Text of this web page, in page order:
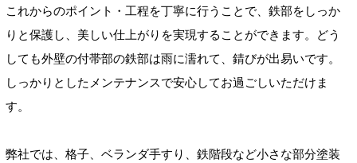
これからのポイント・工程を丁寧に行うことで、鉄部をしっか
りと保護し、美しい仕上がりを実現することができます。どう
しても外壁の付帯部の鉄部は雨に濡れて、錆びが出易いです。
しっかりとしたメンテナンスで安心してお過ごしいただけま
す。
弊社では、格子、ベランダ手すり、鉄階段など小さな部分塗装